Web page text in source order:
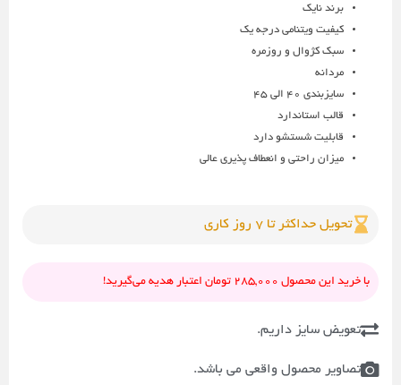
برند نایک
کیفیت ویتنامی درجه یک
سبک کژوال و روزمره
مردانه
سایزبندی 40 الی 45
قالب استاندارد
قابلیت شستشو دارد
میزان راحتی و انعطاف پذیری عالی
تحویل حداکثر تا 7 روز کاری
با خرید این محصول 285,000 تومان اعتبار هدیه می‌گیرید!
تعویض سایز داریم.
تصاویر محصول واقعی می باشد.